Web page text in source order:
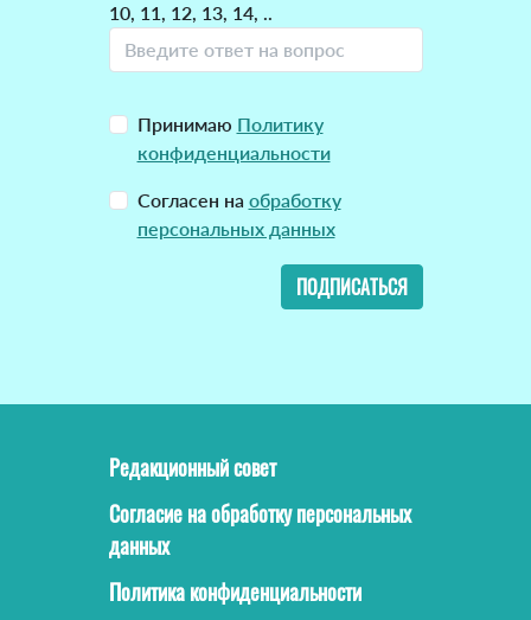
10, 11, 12, 13, 14, ..
Принимаю Политику
конфиденциальности
Согласен на обработку
персональных данных
ПОДПИСАТЬСЯ
Редакционный совет
Согласие на обработку персональных
данных
Политика конфиденциальности